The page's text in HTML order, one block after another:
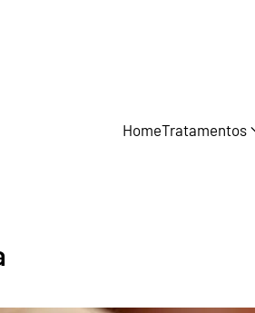
HomeTratamentos